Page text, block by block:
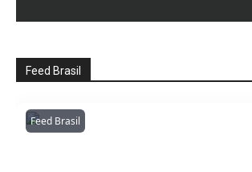
Feed Brasil
Feed BrasilAmazonianarede
1053